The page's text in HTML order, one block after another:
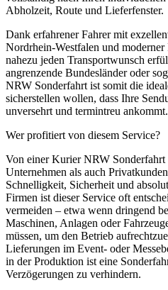
Abholzeit, Route und Lieferfenster.
Dank erfahrener Fahrer mit
Nordrhein-Westfalen und
nahezu jeden Transportwunsch
angrenzende Bundesländer oder
NRW Sonderfahrt ist somit die
sicherstellen wollen, dass Ihre
unversehrt und termintreu ankommt.
Wer profitiert von diesem Service?
Von einer Kurier NRW
Unternehmen als auch
Schnelligkeit, Sicherheit und
Firmen ist dieser Service oft
vermeiden – etwa wenn dringend
Maschinen, Anlagen oder
müssen, um den Betrieb
Lieferungen im Event- oder
in der Produktion ist eine
Verzögerungen zu verhindern.